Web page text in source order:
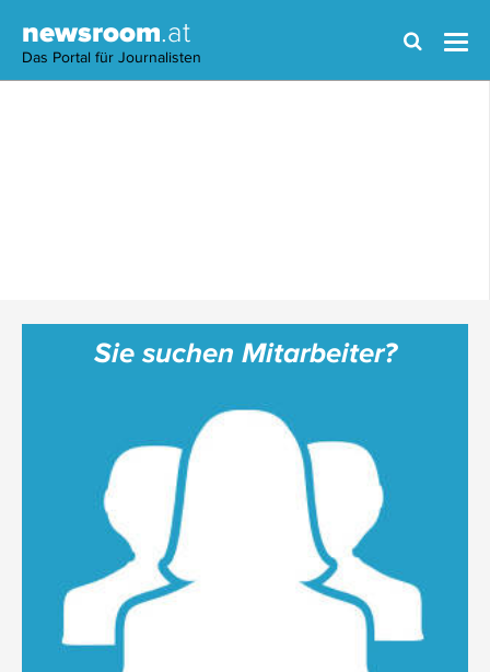
newsroom.at
Das Portal für Journalisten
Sie suchen Mitarbeiter?